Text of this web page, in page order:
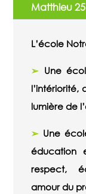
Matthieu 25
L’école
➢ Une
l’intériorité,
lumière de
➢ Une
éducation
respect,
amour du